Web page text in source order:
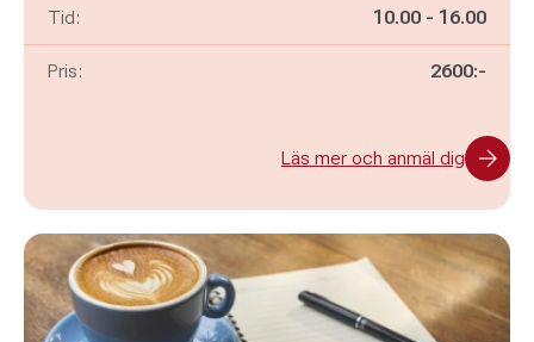
Tid: Pågår mellan
10.00 - och
16.00
Pris: 2600:-
Läs mer och anmäl dig